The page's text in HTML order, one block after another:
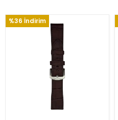
%36 İndirim